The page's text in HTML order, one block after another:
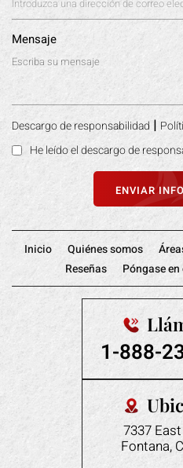
Mensaje
Descargo de responsabilidad |
He leído el descargo de
Inicio Quiénes somos
Reseñas
Póngase
1-888-
7337
Fontana,